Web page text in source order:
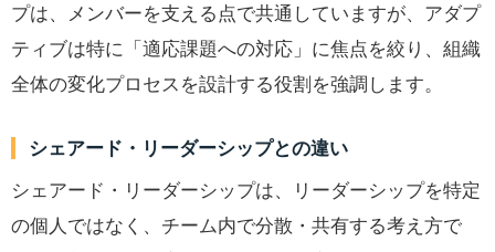
プは、メンバーを支える点で共通していますが、アダプ
ティブは特に「適応課題への対応」に焦点を絞り、組織
全体の変化プロセスを設計する役割を強調します。
シェアード・リーダーシップとの違い
シェアード・リーダーシップは、リーダーシップを特定
の個人ではなく、チーム内で分散・共有する考え方で